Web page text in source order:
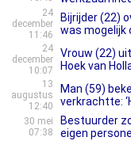
24
december
11:46
Bijrijder (22)
was mogelijk
24
december
10:07
Vrouw (22)
Hoek van
13
augustus
12:40
Man (59)
verkrachtte:
30 mei
07:38
Bestuurder
eigen